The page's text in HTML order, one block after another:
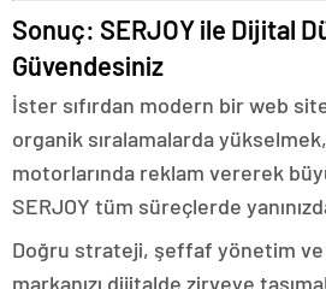
Sonuç: SERJOY ile Dijital
Güvendesiniz
İster sıfırdan modern bir web
organik sıralamalarda
motorlarında reklam vererek
SERJOY tüm süreçlerde
Doğru strateji, şeffaf yönetim ve
markanızı dijitalde zirveye